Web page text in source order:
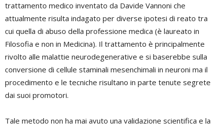
trattamento medico inventato da Davide Vannoni che
attualmente risulta indagato per diverse ipotesi di reato tra
cui quella di abuso della professione medica (è laureato in
Filosofia e non in Medicina). Il trattamento è principalmente
rivolto alle malattie neurodegenerative e si baserebbe sulla
conversione di cellule staminali mesenchimali in neuroni ma il
procedimento e le tecniche risultano in parte tenute segrete
dai suoi promotori.
Tale metodo non ha mai avuto una validazione scientifica e la